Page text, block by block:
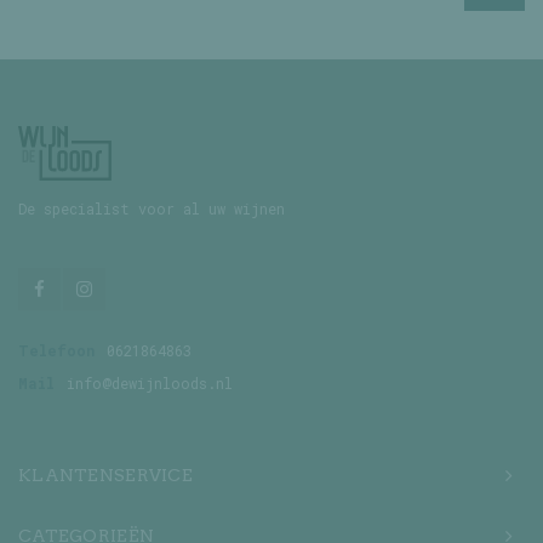
De specialist voor al uw wijnen
0621864863
info@dewijnloods.nl
KLANTENSERVICE
CATEGORIEËN